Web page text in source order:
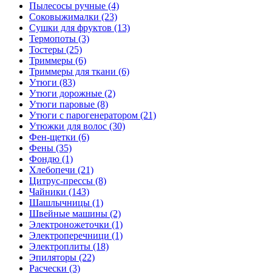
Пылесосы ручные (4)
Соковыжималки (23)
Сушки для фруктов (13)
Термопоты (3)
Тостеры (25)
Триммеры (6)
Триммеры для ткани (6)
Утюги (83)
Утюги дорожные (2)
Утюги паровые (8)
Утюги с парогенератором (21)
Утюжки для волос (30)
Фен-щетки (6)
Фены (35)
Фондю (1)
Хлебопечи (21)
Цитрус-прессы (8)
Чайники (143)
Шашлычницы (1)
Швейные машины (2)
Электроножеточки (1)
Электроперечници (1)
Электроплиты (18)
Эпиляторы (22)
Расчески (3)